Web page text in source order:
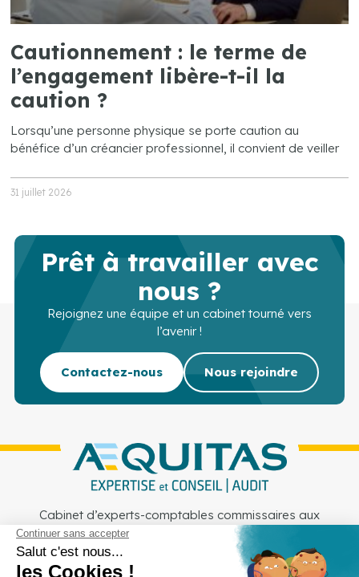
Cautionnement : le terme de
l’engagement libère-t-il la
caution ?
Lorsqu’une personne physique se porte caution au
bénéfice d’un créancier professionnel, il convient de veiller
31 juillet 2026
Prêt à travailler avec
nous ?
Rejoignez une équipe et un cabinet tourné vers
l’avenir !
Contactez-nous Nous rejoindre
Cabinet d’experts-comptables commissaires aux
comptes sur Lille, Lens et Douai